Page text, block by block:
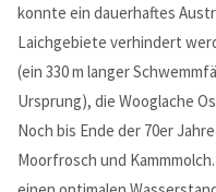
konnte ein dauerhaftes
Laichgebiete verhindert
(ein 330 m langer
Ursprung), die Wooglache
Noch bis Ende der 70er
Moorfrosch und